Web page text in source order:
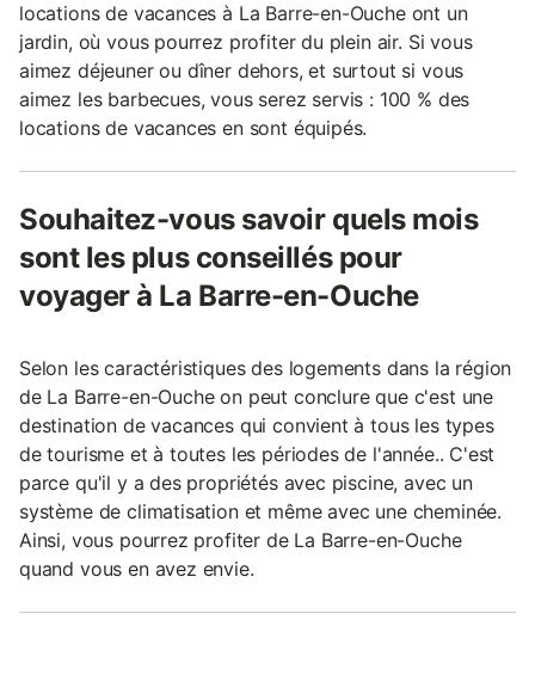
locations de vacances à La Barre-en-Ouche ont un
jardin, où vous pourrez profiter du plein air. Si vous
aimez déjeuner ou dîner dehors, et surtout si vous
aimez les barbecues, vous serez servis : 100 % des
locations de vacances en sont équipés.
Souhaitez-vous savoir quels mois
sont les plus conseillés pour
voyager à La Barre-en-Ouche
Selon les caractéristiques des logements dans la région
de La Barre-en-Ouche on peut conclure que c'est une
destination de vacances qui convient à tous les types
de tourisme et à toutes les périodes de l'année.. C'est
parce qu'il y a des propriétés avec piscine, avec un
système de climatisation et même avec une cheminée.
Ainsi, vous pourrez profiter de La Barre-en-Ouche
quand vous en avez envie.